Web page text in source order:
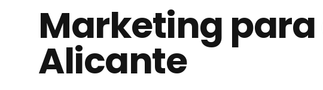
Marketing para
Alicante